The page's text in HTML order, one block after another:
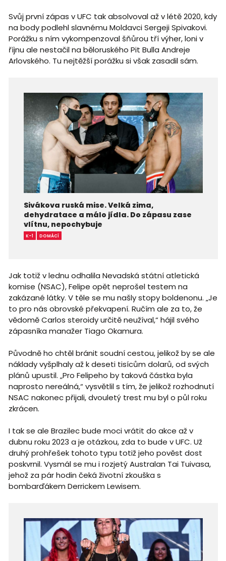
Svůj první zápas v UFC tak absolvoval až v létě 2020, kdy
na body podlehl slavnému Moldavci Sergeji Spivakovi.
Porážku s ním vykompenzoval šňůrou tří výher, loni v
říjnu ale nestačil na běloruského Pit Bulla Andreje
Arlovského. Tu nejtěžší porážku si však zasadil sám.
Sivákova ruská mise. Velká zima,
dehydratace a málo jídla. Do zápasu zase
vlítnu, nepochybuje
K-1 DOMÁCÍ
Jak totiž v lednu odhalila Nevadská státní atletická
komise (NSAC), Felipe opět neprošel testem na
zakázané látky. V těle se mu našly stopy boldenonu. „Je
to pro nás obrovské překvapení. Ručím ale za to, že
vědomě Carlos steroidy určitě neužíval,“ hájil svého
zápasníka manažer Tiago Okamura.
Původně ho chtěl bránit soudní cestou, jelikož by se ale
náklady vyšplhaly až k deseti tisícům dolarů, od svých
plánů upustil. „Pro Felipeho by taková částka byla
naprosto nereálná,“ vysvětlil s tím, že jelikož rozhodnutí
NSAC nakonec přijali, dvouletý trest mu byl o půl roku
zkrácen.
I tak se ale Brazilec bude moci vrátit do akce až v
dubnu roku 2023 a je otázkou, zda to bude v UFC. Už
druhý prohřešek tohoto typu totiž jeho pověst dost
poskvrnil. Vysmál se mu i rozjetý Australan Tai Tuivasa,
jehož za pár hodin čeká životní zkouška s
bombarďákem Derrickem Lewisem.